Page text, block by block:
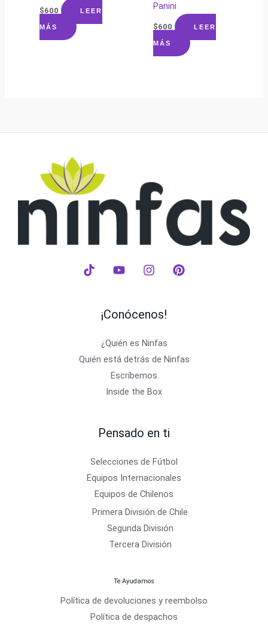
$600 LEER
MÁS
Panini
$600 LEER
MÁS
¡Conócenos!
¿Quién es Ninfas
Quién está detrás de Ninfas
Escríbemos
Inside the Box
Pensado en ti
Selecciones de Fútbol
Equipos Internacionales
Equipos de Chilenos
Primera División de Chile
Segunda División
Tercera División
Te Ayudamos
Política de devoluciones y reembolso
Política de despachos